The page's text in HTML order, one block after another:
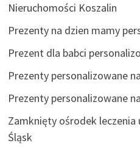
Nieruchomości Koszalin
Prezenty na dzien mamy
Prezent dla babci
Prezenty personalizowane
Prezenty personalizowane
Zamknięty ośrodek
Śląsk